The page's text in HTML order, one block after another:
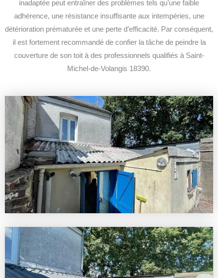
inadaptée peut entraîner des problèmes tels qu’une faible
adhérence, une résistance insuffisante aux intempéries, une
détérioration prématurée et une perte d’efficacité. Par conséquent,
il est fortement recommandé de confier la tâche de peindre la
couverture de son toit à des professionnels qualifiés à Saint-
Michel-de-Volangis 18390.